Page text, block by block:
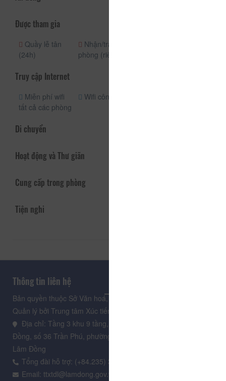
Được tham gia
Quầy lễ tân
(24h)
Nhận/trả
phòng (riêng)
Truy cập Internet
Miễn phí wifi
tất cả các phòng
Wifi công cộng
Di chuyển
Hoạt động và Thư giãn
Cung cấp trong phòng
Tiện nghi
Thông tin liên hệ
Bản quyền thuộc Sở Văn hoá, Thể thao và Du lịch Lâm Đồng.
Quản lý bởi Trung tâm Xúc tiến Du lịch Lâm Đồng
Địa chỉ: Tầng 3 khu 9 tầng, Trung tâm Hành chính tỉnh Lâm
Đồng, số 36 Trần Phú, phường Xuân Hương - Đà Lạt, tỉnh
Lâm Đồng
Tổng đài hỗ trợ: (+84.235) 3.916.961
Email: ttxtdl@lamdong.gov.vn